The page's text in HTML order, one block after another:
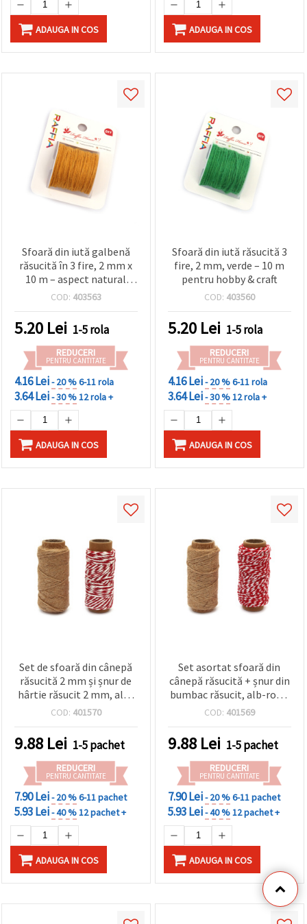
ADAUGA IN COS ADAUGA IN COS
Sfoară din iută galbenă
răsucită în 3 fire, 2 mm x
10 m – aspect natural
pentru proiecte creative,
COD: 403563
5.20 Lei 1-5 rola
REDUCERI
PENTRU CANTITATE
4.16 Lei- 20 %6-11 rola
3.64 Lei- 30 %12 rola +
ADAUGA IN COS
Sfoară din iută răsucită 3
fire, 2 mm, verde – 10 m
pentru hobby & craft
COD: 403560
5.20 Lei 1-5 rola
REDUCERI
PENTRU CANTITATE
4.16 Lei- 20 %6-11 rola
3.64 Lei- 30 %12 rola +
ADAUGA IN COS
Set de sfoară din cânepă
răsucită 2 mm și șnur de
hârtie răsucit 2 mm, alb-
roșu / 20 metri
COD: 401570
9.88 Lei 1-5 pachet
REDUCERI
PENTRU CANTITATE
7.90 Lei- 20 %6-11 pachet
5.93 Lei- 40 %12 pachet +
ADAUGA IN COS
Set asortat sfoară din
cânepă răsucită + șnur din
bumbac răsucit, alb-roșu,
2 mm x 20 m
COD: 401569
9.88 Lei 1-5 pachet
REDUCERI
PENTRU CANTITATE
7.90 Lei- 20 %6-11 pachet
5.93 Lei- 40 %12 pachet +
ADAUGA IN COS